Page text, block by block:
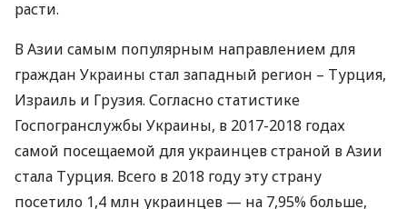
расти.
В Азии самым популярным направлением для
граждан Украины стал западный регион – Турция,
Израиль и Грузия. Согласно статистике
Госпогранслужбы Украины, в 2017-2018 годах
самой посещаемой для украинцев страной в Азии
стала Турция. Всего в 2018 году эту страну
посетило 1,4 млн украинцев — на 7,95% больше,